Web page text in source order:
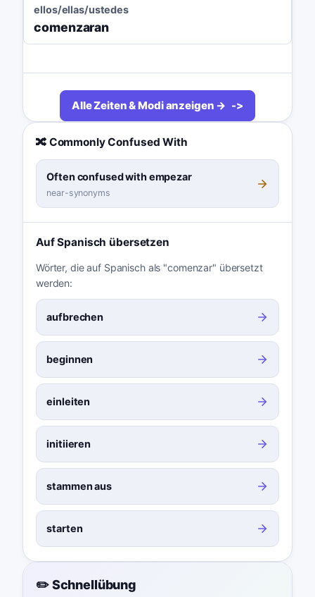
ellos/ellas/ustedes
comenzaran
Alle Zeiten & Modi anzeigen →
🔀 Commonly Confused With
Often confused with empezar
near-synonyms
Auf Spanisch übersetzen
Wörter, die auf Spanisch als "comenzar" übersetzt
werden:
aufbrechen
beginnen
einleiten
initiieren
stammen aus
starten
✏️ Schnellübung